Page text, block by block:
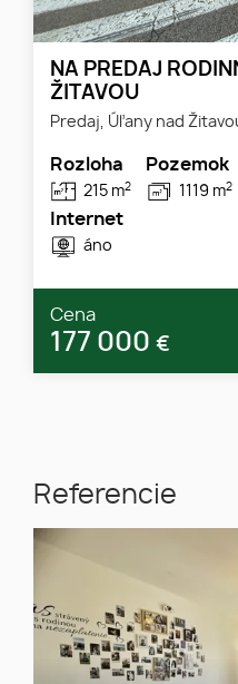
NA PREDAJ
ŽITAVOU
Predaj, Úľany nad
Rozloha
215 m2
Pozemok
1119 m2
Internet
áno
Cena
177 000 €
Referencie